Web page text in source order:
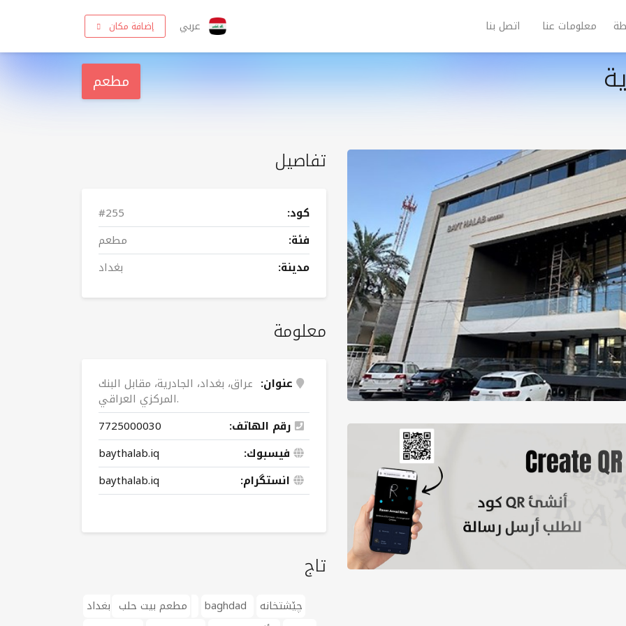
معلومات عنا اتصل بنا عربي إضافة مكان
مطعم
تفاصيل
كود:
#255
فئة:
مطعم
مدينة:
بغداد
معلومة
عنوان: عراق، بغداد، الجادرية، مقابل البنك
المركزي العراقي.
رقم الهاتف:
7725000030
فيسبوك:
baythalab.iq
انستگرام:
baythalab.iq
تاج
مطعم بيت حلب baghdad
چێشتخانە